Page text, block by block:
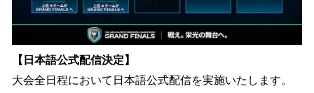
【日本語公式配信決定】
大会全日程において日本語公式配信を実施いたします。